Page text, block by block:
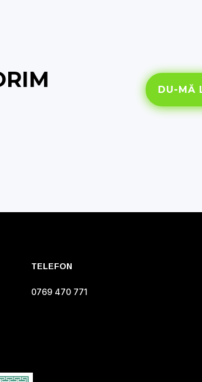
DU-MĂ
TELEFON
0769 470 771